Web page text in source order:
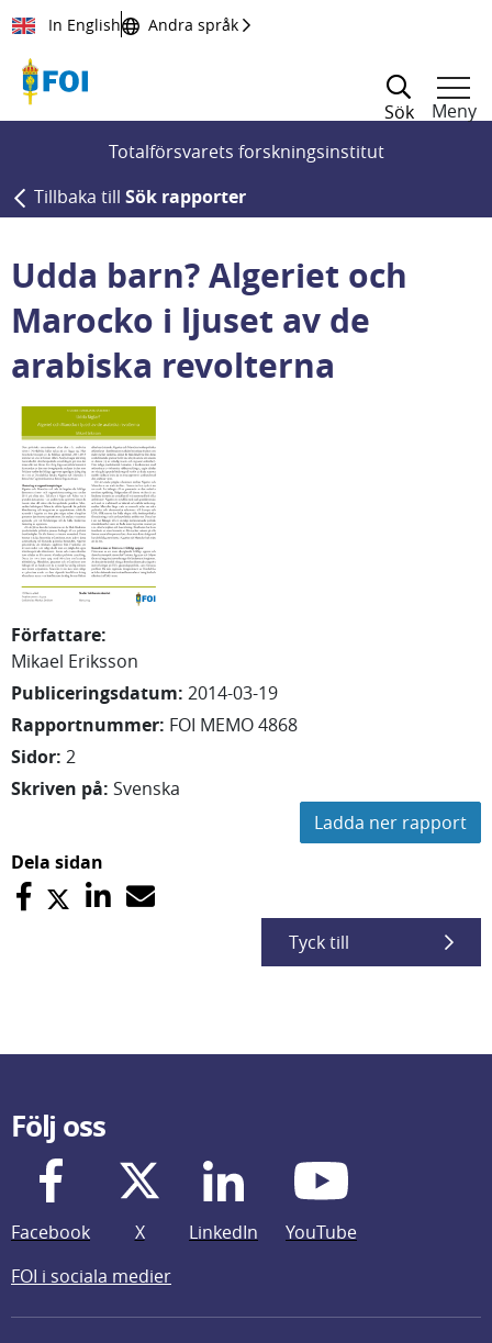
Till innehållet
In English Andra språk
Sök
Meny
Totalförsvarets forskningsinstitut
Tillbaka till Sök rapporter
Udda barn? Algeriet och
Marocko i ljuset av de
arabiska revolterna
Författare:
Mikael Eriksson
Publiceringsdatum: 2014-03-19
Rapportnummer: FOI MEMO 4868
Sidor: 2
Skriven på: Svenska
Ladda ner rapport
Dela sidan
Tyck till
Följ oss
Facebook X LinkedIn
YouTube
FOI i sociala medier